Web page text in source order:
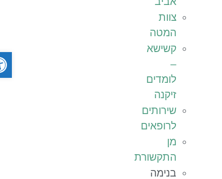
צוות
המטה
קשישא
לומדים
זיקנה
שירותים
לרופאים
מן
התקשורת
בנימה